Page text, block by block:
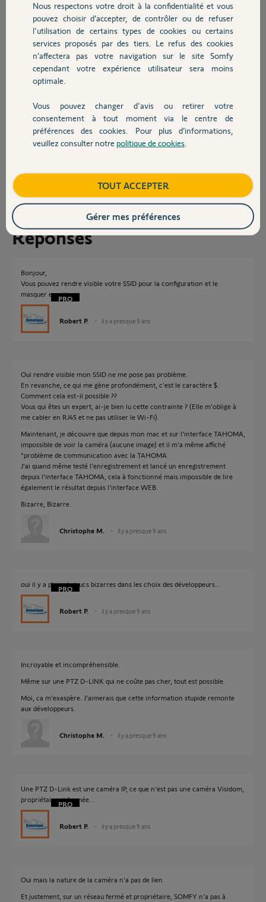
Chauffage
Autres produits
Devis avec un pro
Contact
C'est la première fois que je vois ça.
Est-ce que j'ai mal lu ?
Du coup, j'ai mis ma caméra en RJ45 mais impossible de l'ajouter à
ma TAHOMA et impossible de regarder des vidéos.
De la même manière, mon réseau est caché, ce qui semble ne pas
être accepté pour la configuration !!
Participer au fil de discussion
Réponses
Bonjour,
Vous pouvez rendre visible votre SSID pour la configuration et le
masquer ensuite.
Robert P. il y a presque 9 ans
Oui rendre visible mon SSID ne me pose pas problème.
En revanche, ce qui me gène profondément, c'est le caractère $.
Comment cela est-il possible ??
Vous qui êtes un expert, ai-je bien lu cette contrainte ? (Elle m'oblige à
me cabler en RJ45 et ne pas utiliser le Wi-Fi).
Maintenant, je découvre que depuis mon mac et sur l'interface TAHOMA,
impossible de voir la caméra (aucune image) et il m'a même affiché
"problème de communication avec la TAHOMA.
J'ai quand même testé l'enregistrement et lancé un enregistrement
depuis l'interface TAHOMA, cela à fonctionné mais impossible de lire
également le résultat depuis l'interface WEB.
Bizarre, Bizarre..
Christophe M. il y a presque 9 ans
oui il y a plein de trucs bizarres dans les choix des développeurs...
Robert P. il y a presque 9 ans
Incroyable et incompréhensible.
Même sur une PTZ D-LINK qui ne coûte pas cher, tout est possible.
Moi, ca m'exaspère. J'aimerais que cette information stupide remonte
aux développeurs.
Christophe M. il y a presque 9 ans
Une PTZ D-Link est une caméra IP, ce que n'est pas une caméra Visidom,
propriétaire et fermée...
Robert P. il y a presque 9 ans
Oui mais la nature de la caméra n'a pas de lien.
Et justement, sur un réseau fermé et propriétaire, SOMFY n'a pas à
Nous respectons votre droit à la confidentialité et vous
pouvez choisir d’accepter, de contrôler ou de refuser
l'utilisation de certains types de cookies ou certains
services proposés par des tiers. Le refus des cookies
n’affectera pas votre navigation sur le site Somfy
cependant votre expérience utilisateur sera moins
optimale.
Vous pouvez changer d'avis ou retirer votre
consentement à tout moment via le centre de
préférences des cookies. Pour plus d’informations,
veuillez consulter notre politique de cookies
TOUT ACCEPTER
Gérer mes préférences